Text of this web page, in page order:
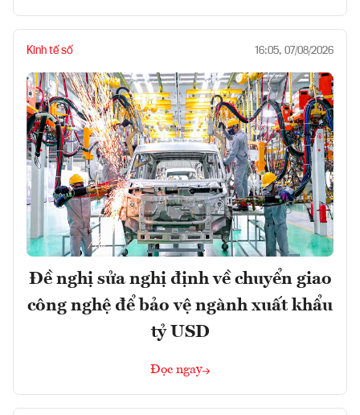
Kinh tế số 16:05, 07/08/2026
Đề nghị sửa nghị định về chuyển giao
công nghệ để bảo vệ ngành xuất khẩu
tỷ USD
Đọc ngay